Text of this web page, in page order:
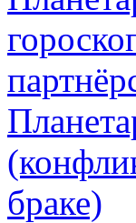
браке)